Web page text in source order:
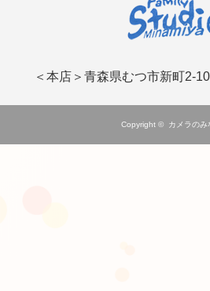
＜本店＞青森県むつ市新町2-
Copyright © カメラのみ